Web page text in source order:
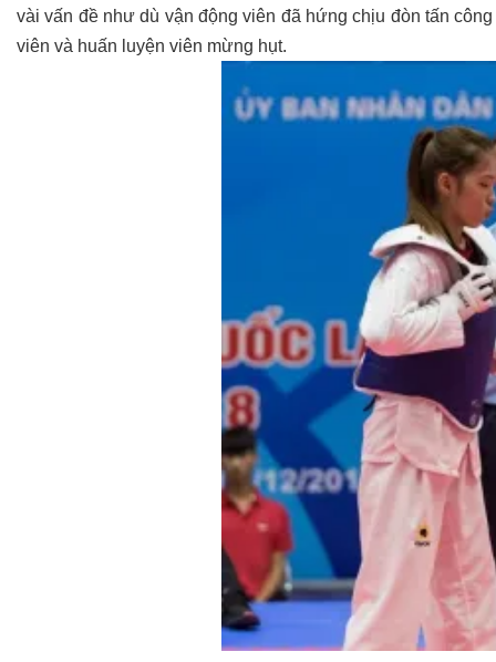
vài vấn đề như dù vận động viên đã hứng chịu đòn tấn
viên và huấn luyện viên mừng hụt.